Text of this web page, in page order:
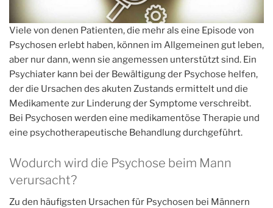
Viele von denen Patienten, die mehr als eine Episode von
Psychosen erlebt haben, können im Allgemeinen gut leben,
aber nur dann, wenn sie angemessen unterstützt sind. Ein
Psychiater kann bei der Bewältigung der Psychose helfen,
der die Ursachen des akuten Zustands ermittelt und die
Medikamente zur Linderung der Symptome verschreibt.
Bei Psychosen werden eine medikamentöse Therapie und
eine psychotherapeutische Behandlung durchgeführt.
Wodurch wird die Psychose beim Mann
verursacht?
Zu den häufigsten Ursachen für Psychosen bei Männern